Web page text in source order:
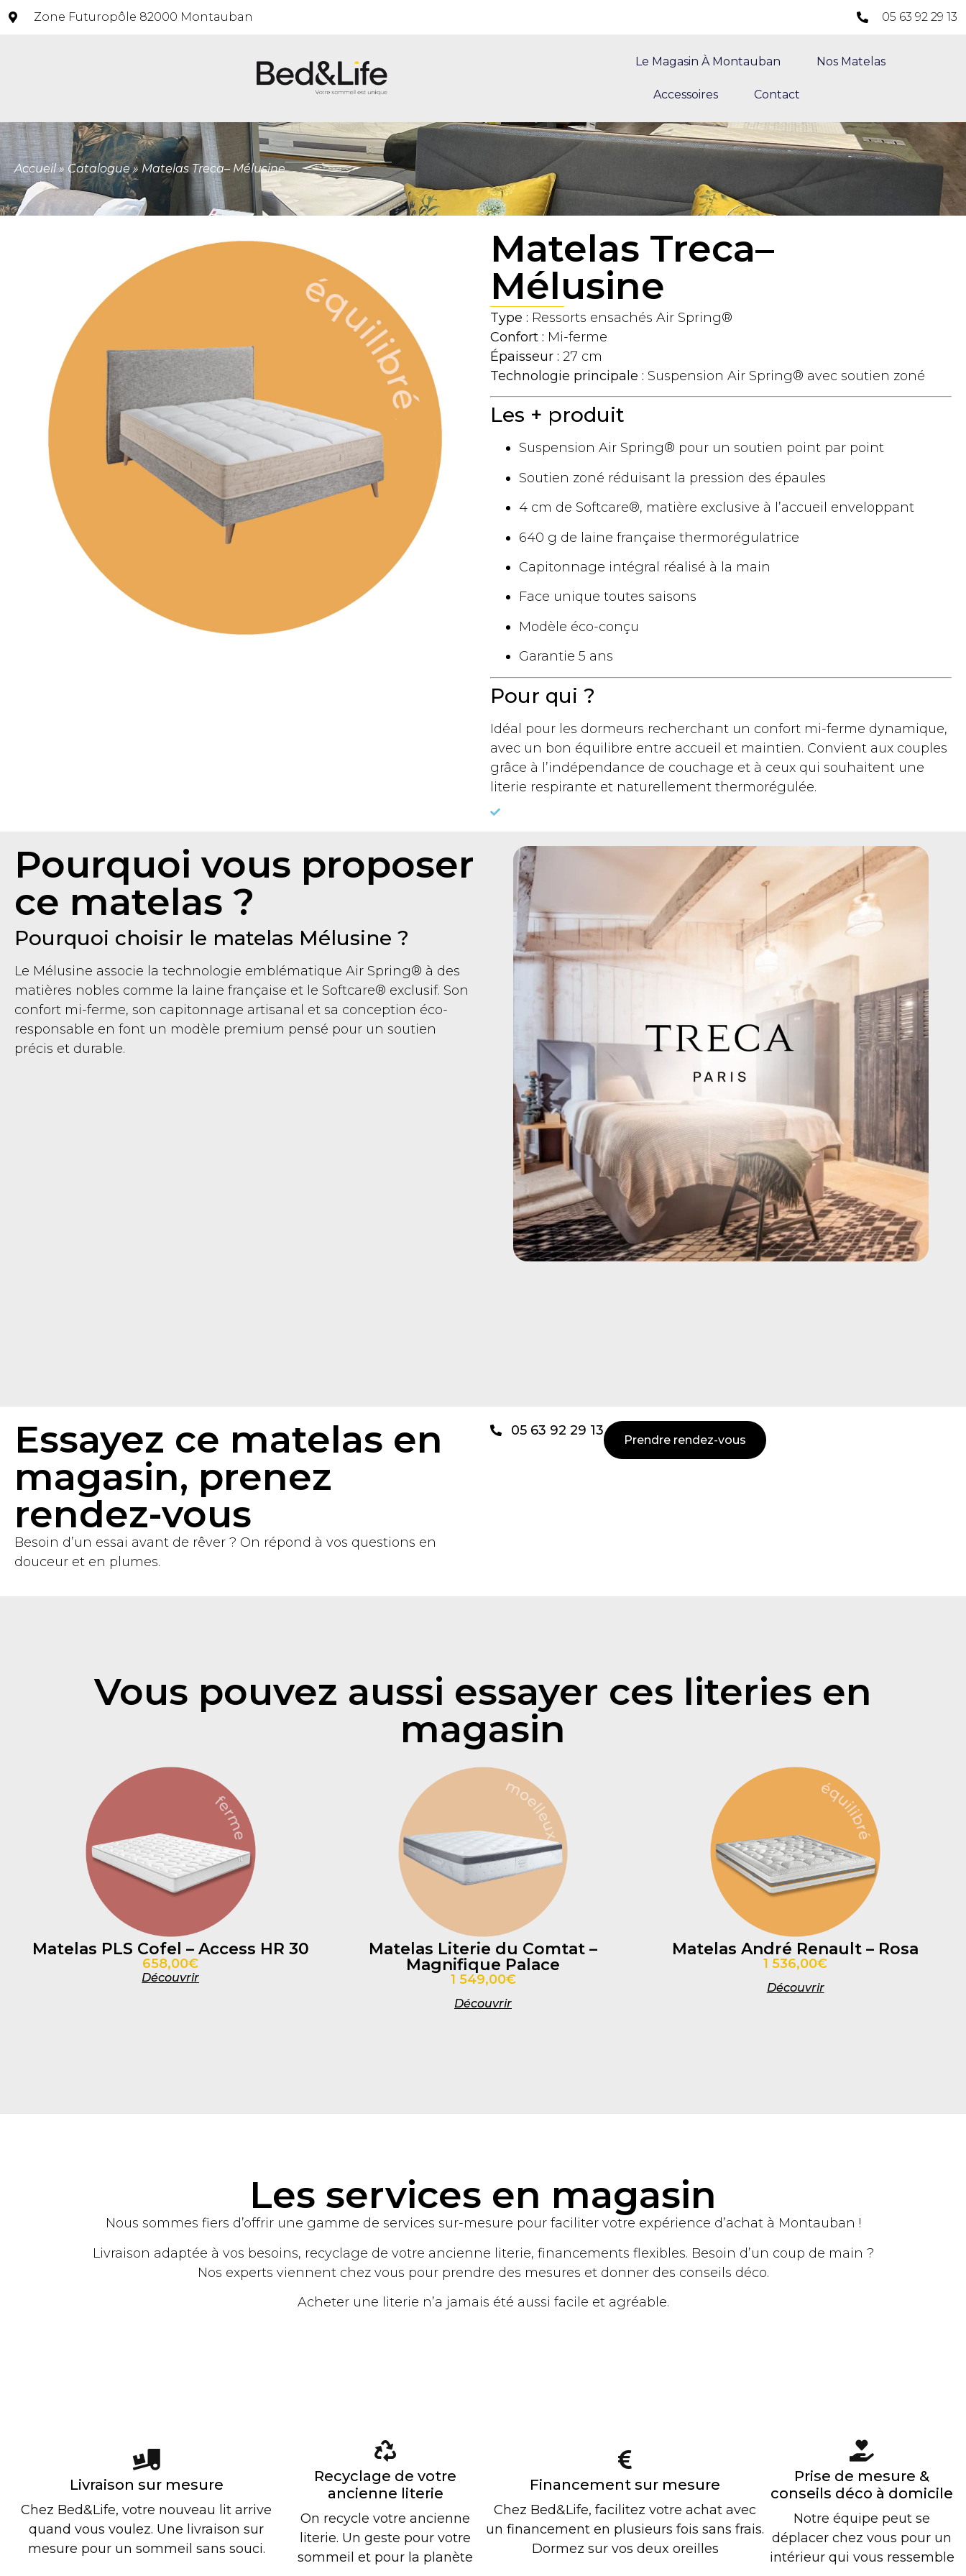
Zone Futuropôle 82000 Montauban 05 63 92 29 13
Le Magasin À Montauban Nos Matelas
Accessoires Contact
Accueil» Catalogue» Matelas Treca– Mélusine
Matelas Treca–
Mélusine
Type : Ressorts ensachés Air Spring®
Confort : Mi-ferme
Épaisseur : 27 cm
Technologie principale : Suspension Air Spring® avec soutien zoné
Les + produit
Suspension Air Spring® pour un soutien point par point
Soutien zoné réduisant la pression des épaules
4 cm de Softcare®, matière exclusive à l’accueil enveloppant
640 g de laine française thermorégulatrice
Capitonnage intégral réalisé à la main
Face unique toutes saisons
Modèle éco-conçu
Garantie 5 ans
Pour qui ?
Idéal pour les dormeurs recherchant un confort mi-ferme dynamique,
avec un bon équilibre entre accueil et maintien. Convient aux couples
grâce à l’indépendance de couchage et à ceux qui souhaitent une
literie respirante et naturellement thermorégulée.
Pourquoi vous proposer
ce matelas ?
Pourquoi choisir le matelas Mélusine ?
Le Mélusine associe la technologie emblématique Air Spring® à des
matières nobles comme la laine française et le Softcare® exclusif. Son
confort mi-ferme, son capitonnage artisanal et sa conception éco-
responsable en font un modèle premium pensé pour un soutien
précis et durable.
Essayez ce matelas en
magasin, prenez
rendez-vous
Besoin d’un essai avant de rêver ? On répond à vos questions en
douceur et en plumes.
05 63 92 29 13
Prendre rendez-vous
Vous pouvez aussi essayer ces literies en
magasin
Matelas PLS Cofel – Access HR 30
658,00€
Découvrir
Matelas Literie du Comtat –
Magnifique Palace
1 549,00€
Découvrir
Matelas André Renault – Rosa
1 536,00€
Découvrir
Les services en magasin
Nous sommes fiers d’offrir une gamme de services sur-mesure pour faciliter votre expérience d’achat à Montauban !
Livraison adaptée à vos besoins, recyclage de votre ancienne literie, financements flexibles. Besoin d’un coup de main ?
Nos experts viennent chez vous pour prendre des mesures et donner des conseils déco.
Acheter une literie n’a jamais été aussi facile et agréable.
Livraison sur mesure
Chez Bed&Life, votre nouveau lit arrive
quand vous voulez. Une livraison sur
mesure pour un sommeil sans souci.
Recyclage de votre
ancienne literie
On recycle votre ancienne
literie. Un geste pour votre
sommeil et pour la planète
Financement sur mesure
Chez Bed&Life, facilitez votre achat avec
un financement en plusieurs fois sans frais.
Dormez sur vos deux oreilles
Prise de mesure &
conseils déco à domicile
Notre équipe peut se
déplacer chez vous pour un
intérieur qui vous ressemble